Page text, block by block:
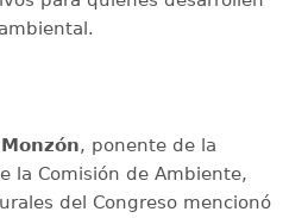
, ponente de la
la Comisión de Ambiente,
del Congreso mencionó